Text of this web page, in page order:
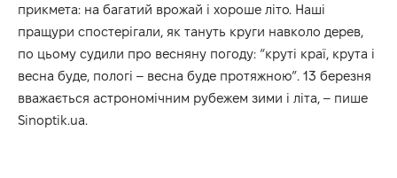
прикмета: на багатий врожай і хороше літо. Наші
пращури спостерігали, як тануть круги навколо дерев,
по цьому судили про весняну погоду: “круті краї, крута і
весна буде, пологі – весна буде протяжною”. 13 березня
вважається астрономічним рубежем зими і літа, – пише
Sinoptik.ua.